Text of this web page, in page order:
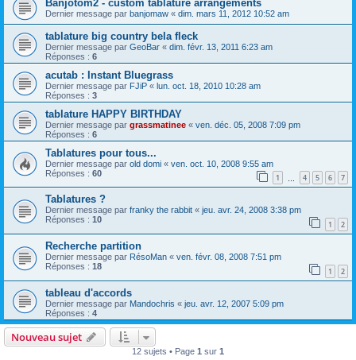
Banjotom2 - custom tablature arrangements
Dernier message par banjomaw « dim. mars 11, 2012 10:52 am
tablature big country bela fleck
Dernier message par GeoBar « dim. févr. 13, 2011 6:23 am
Réponses : 6
acutab : Instant Bluegrass
Dernier message par FJiP « lun. oct. 18, 2010 10:28 am
Réponses : 3
tablature HAPPY BIRTHDAY
Dernier message par grassmatinee « ven. déc. 05, 2008 7:09 pm
Réponses : 6
Tablatures pour tous...
Dernier message par old domi « ven. oct. 10, 2008 9:55 am
Réponses : 60 1 4 5 6 7
Tablatures ?
Dernier message par franky the rabbit « jeu. avr. 24, 2008 3:38 pm
Réponses : 10 1 2
Recherche partition
Dernier message par RésoMan « ven. févr. 08, 2008 7:51 pm
Réponses : 18 1 2
tableau d'accords
Dernier message par Mandochris « jeu. avr. 12, 2007 5:09 pm
Réponses : 4
Nouveau sujet
12 sujets • Page 1 sur 1